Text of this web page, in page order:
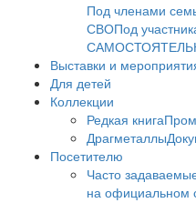
Под членами
СВОПод
Выставки и
Для детей
Коллекции
Редкая книга
Драгметаллы
Посетителю
Часто
на официальном